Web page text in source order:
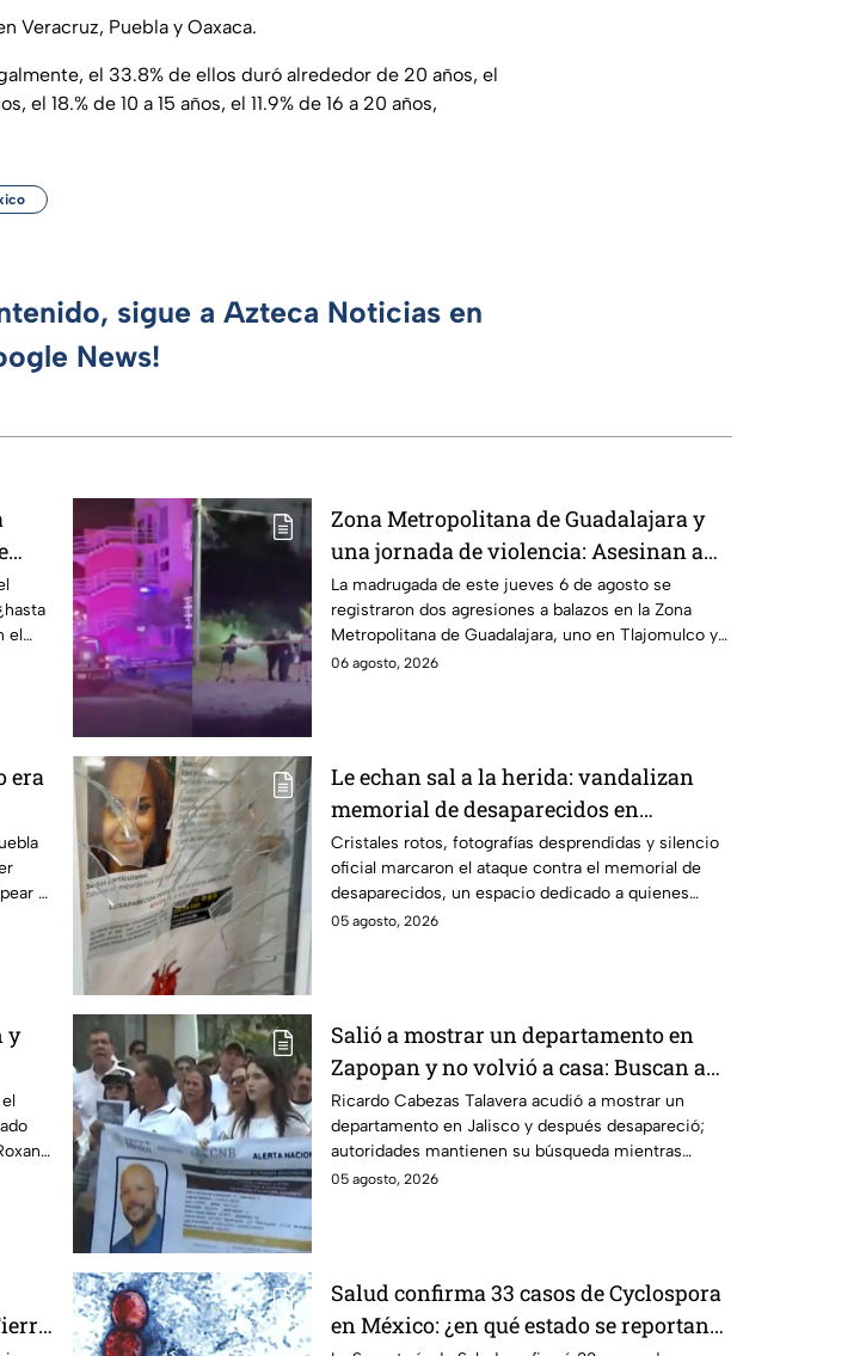
Veracruz, Puebla y Oaxaca.
el 33.8% de ellos duró alrededor de 20 años, el
el 18.% de 10 a 15 años, el 11.9% de 16 a 20 años,
sigue a Azteca Noticias en
News!
el
Zona Metropolitana de Guadalajara y
una jornada de violencia: Asesinan a
balazos a dos hombres en Tlajomulco y
El Salto
La madrugada de este jueves 6 de agosto se
registraron dos agresiones a balazos en la Zona
Metropolitana de Guadalajara, uno en Tlajomulco y
otro en El Salto.
06 agosto, 2026
era
al
Le echan sal a la herida: vandalizan
memorial de desaparecidos en
Veracruz en medio de crisis
Cristales rotos, fotografías desprendidas y silencio
oficial marcaron el ataque contra el memorial de
desaparecidos, un espacio dedicado a quienes
siguen sin ser localizados.
05 agosto, 2026
y
Salió a mostrar un departamento en
Zapopan y no volvió a casa: Buscan a
Ricardo Cabezas Talavera en Jalisco
Ricardo Cabezas Talavera acudió a mostrar un
departamento en Jalisco y después desapareció;
autoridades mantienen su búsqueda mientras
colegas refuerzan su seguridad.
05 agosto, 2026
Salud confirma 33 casos de Cyclospora
en México: ¿en qué estado se reportan